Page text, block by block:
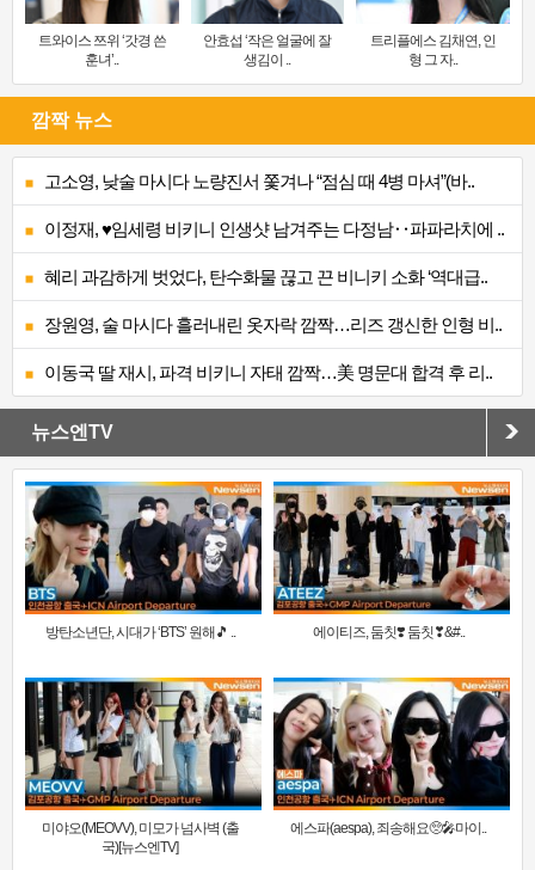
트와이스 쯔위 ‘갓경 쓴
훈녀’..
안효섭 ‘작은 얼굴에 잘
생김이 ..
트리플에스 김채연, 인
형 그 자..
깜짝 뉴스
고소영, 낮술 마시다 노량진서 쫓겨나 “점심 때 4병 마셔”(바..
이정재, ♥임세령 비키니 인생샷 남겨주는 다정남‥파파라치에 ..
혜리 과감하게 벗었다, 탄수화물 끊고 끈 비니키 소화 ‘역대급..
장원영, 술 마시다 흘러내린 옷자락 깜짝…리즈 갱신한 인형 비..
이동국 딸 재시, 파격 비키니 자태 깜짝…美 명문대 합격 후 리..
뉴스엔TV
방탄소년단, 시대가 ‘BTS’ 원해🎵 .. 에이티즈, 둠칫❣️ 둠칫❣&#..
미야오(MEOVV), 미모가 넘사벽 (출
국)[뉴스엔TV]
에스파(aespa), 죄송해요🥺🎤마이..